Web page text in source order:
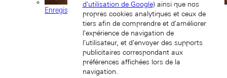
Enregistrement d'une montre
d'utilisation de Google) ainsi que nos
propres cookies analytiques et ceux de
tiers afin de comprendre et d'améliorer
l'expérience de navigation de
l'utilisateur, et d'envoyer des supports
publicitaires correspondant aux
préférences affichées lors de la
navigation.